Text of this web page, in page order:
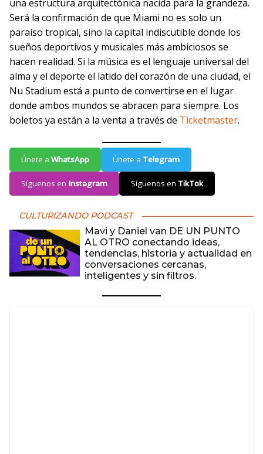
una estructura arquitectónica nacida para la grandeza.
Será la confirmación de que Miami no es solo un
paraíso tropical, sino la capital indiscutible donde los
sueños deportivos y musicales más ambiciosos se
hacen realidad. Si la música es el lenguaje universal del
alma y el deporte el latido del corazón de una ciudad, el
Nu Stadium está a punto de convertirse en el lugar
donde ambos mundos se abracen para siempre. Los
boletos ya están a la venta a través de Ticketmaster.
Únete a WhatsApp Únete a Telegram
Síguenos en Instagram Síguenos en TikTok
CULTURIZANDO PODCAST
Mavi y Daniel van DE UN PUNTO
AL OTRO conectando ideas,
tendencias, historia y actualidad en
conversaciones cercanas,
inteligentes y sin filtros.